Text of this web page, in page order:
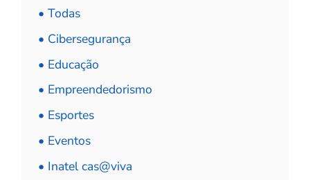
• Todas
• Cibersegurança
• Educação
• Empreendedorismo
• Esportes
• Eventos
• Inatel cas@viva